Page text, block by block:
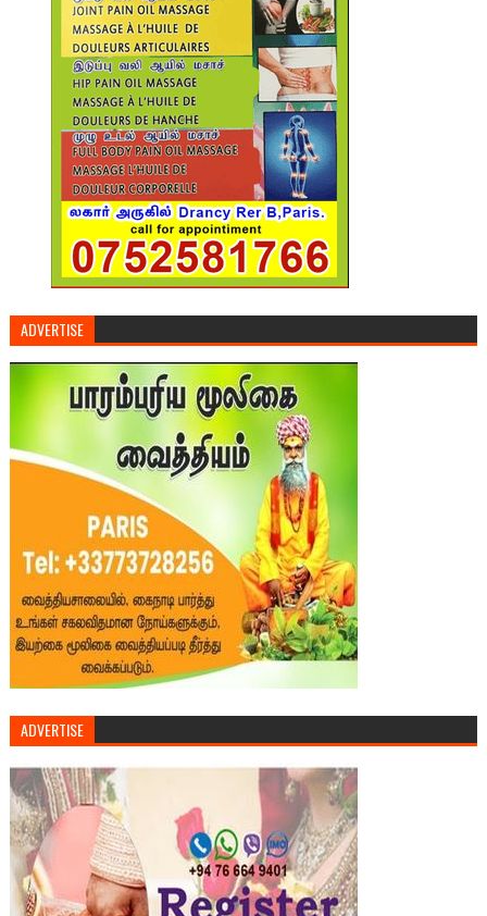
ADVERTISE
ADVERTISE